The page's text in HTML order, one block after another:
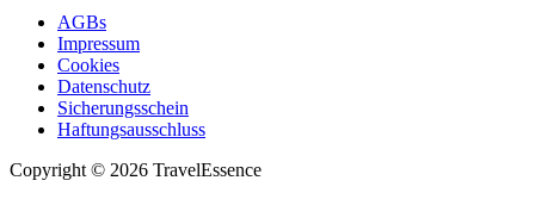
AGBs
Impressum
Cookies
Datenschutz
Sicherungsschein
Haftungsausschluss
Copyright © 2026 TravelEssence